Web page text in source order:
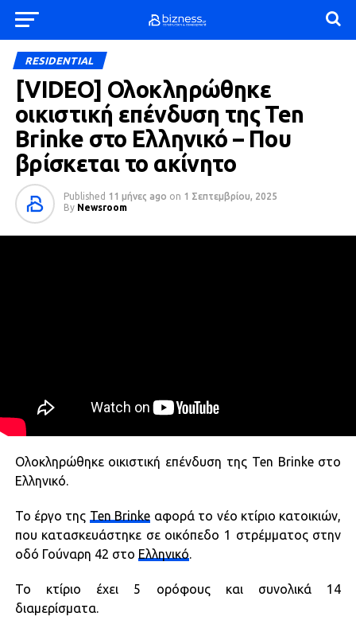
RESIDENTIAL
[VIDEΟ] Ολοκληρώθηκε
οικιστική επένδυση της Ten
Brinke στο Ελληνικό – Που
βρίσκεται το ακίνητο
Published 11 μήνες ago on 1 Σεπτεμβρίου, 2025
By Newsroom
Ολοκληρώθηκε οικιστική επένδυση της Ten Brinke στο
Ελληνικό.
Το έργο της Ten Brinke αφορά το νέο κτίριο κατοικιών,
που κατασκευάστηκε σε οικόπεδο 1 στρέμματος στην
οδό Γούναρη 42 στο Ελληνικό.
Το κτίριο έχει 5 ορόφους και συνολικά 14
διαμερίσματα.